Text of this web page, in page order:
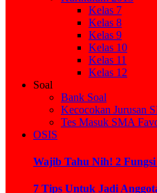
Kelas 7
Kelas 8
Kelas 9
Kelas 10
Kelas 11
Kelas 12
Soal
Bank Soal
Kecocokan Jurusan
Tes Masuk SMA
OSIS
Wajib Tahu Nih! 2
7 Tips Untuk Jadi